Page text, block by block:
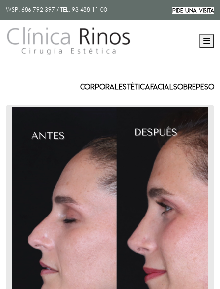
WSP: 686 792 397 / TEL:93 488 11 00 PIDE UNA VISITA
CORPORALESTÉTICAFACIALSOBREPESO